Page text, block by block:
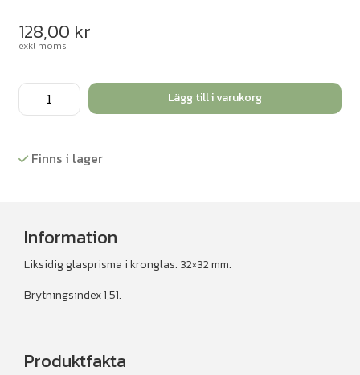
128,00 kr
exkl moms
Prisma
liksidigt
mängd
Lägg till i varukorg
Finns i lager
Information
Liksidig glasprisma i kronglas. 32×32 mm.
Brytningsindex 1,51.
Produktfakta